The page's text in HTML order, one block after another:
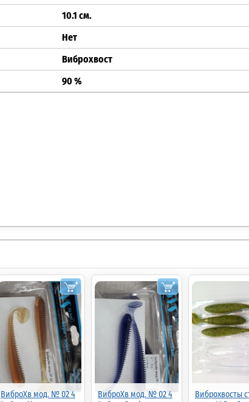
10.1 см.
Нет
Виброхвост
90 %
ВиброХв мод. № 02 4
ВиброХв мод. № 02 4
Виброхвосты